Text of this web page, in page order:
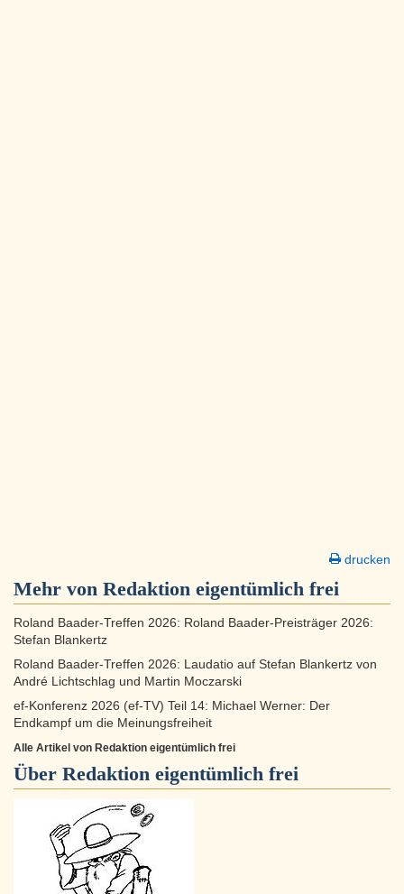
drucken
Mehr von Redaktion eigentümlich frei
Roland Baader-Treffen 2026: Roland Baader-Preisträger 2026:
Stefan Blankertz
Roland Baader-Treffen 2026: Laudatio auf Stefan Blankertz von
André Lichtschlag und Martin Moczarski
ef-Konferenz 2026 (ef-TV) Teil 14: Michael Werner: Der
Endkampf um die Meinungsfreiheit
Alle Artikel von Redaktion eigentümlich frei
Über Redaktion eigentümlich frei